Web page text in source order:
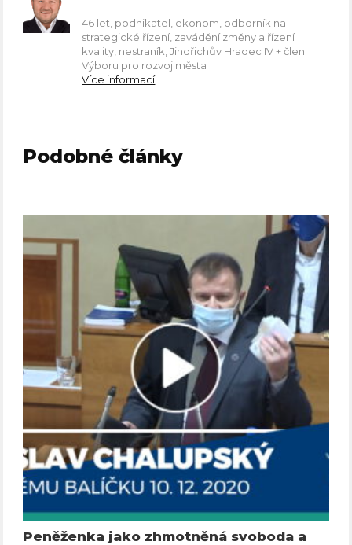
46 let, podnikatel, ekonom, odborník na
strategické řízení, zavádění změny a řízení
kvality, nestraník, Jindřichův Hradec IV + člen
Výboru pro rozvoj města
Více informací
Podobné články
Peněženka jako zhmotněná svoboda a